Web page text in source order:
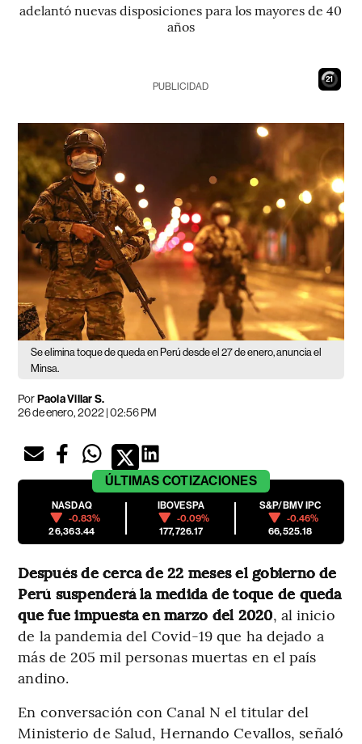
adelantó nuevas disposiciones para los mayores de 40
años
20
PUBLICIDAD
Se elimina toque de queda en Perú desde el 27 de enero, anuncia el
Minsa.
PorPaola Villar S.
26 de enero, 2022 | 02:56 PM
ÚLTIMAS COTIZACIONES
NASDAQ
-0.83%
26,363.44
IBOVESPA
-0.09%
177,726.17
S&P/BMV IPC
-0.46%
66,525.18
Después de cerca de 22 meses el gobierno de
Perú suspenderá la medida de toque de queda
que fue impuesta en marzo del 2020, al inicio
de la pandemia del Covid-19 que ha dejado a
más de 205 mil personas muertas en el país
andino.
En conversación con Canal N el titular del
Ministerio de Salud, Hernando Cevallos, señaló